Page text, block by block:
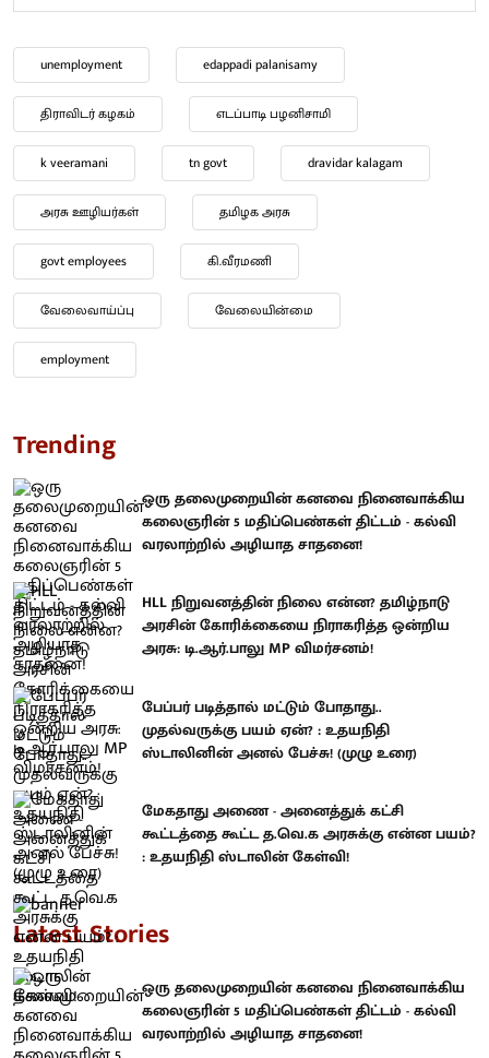
unemployment edappadi palanisamy
திராவிடர் கழகம் எடப்பாடி பழனிசாமி
k veeramani tn govt dravidar kalagam
அரசு ஊழியர்கள் தமிழக அரசு
govt employees கி.வீரமணி
வேலைவாய்ப்பு வேலையின்மை
employment
Trending
ஒரு தலைமுறையின் கனவை நினைவாக்கிய
கலைஞரின் 5 மதிப்பெண்கள் திட்டம் - கல்வி
வரலாற்றில் அழியாத சாதனை!
HLL நிறுவனத்தின் நிலை என்ன? தமிழ்நாடு
அரசின் கோரிக்கையை நிராகரித்த ஒன்றிய
அரசு: டி.ஆர்.பாலு MP விமர்சனம்!
பேப்பர் படித்தால் மட்டும் போதாது..
முதல்வருக்கு பயம் ஏன்? : உதயநிதி
ஸ்டாலினின் அனல் பேச்சு! (முழு உரை)
மேகதாது அணை - அனைத்துக் கட்சி
கூட்டத்தை கூட்ட த.வெ.க அரசுக்கு என்ன பயம்?
: உதயநிதி ஸ்டாலின் கேள்வி!
Latest Stories
ஒரு தலைமுறையின் கனவை நினைவாக்கிய
கலைஞரின் 5 மதிப்பெண்கள் திட்டம் - கல்வி
வரலாற்றில் அழியாத சாதனை!